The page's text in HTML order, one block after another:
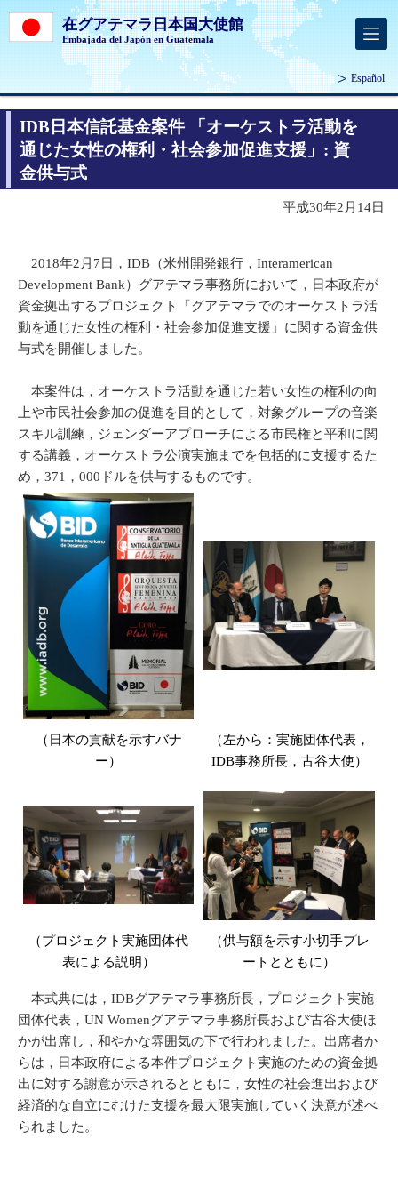
在グアテマラ日本国大使館
Embajada del Japón en Guatemala
Español
IDB日本信託基金案件 「オーケストラ活動を
通じた女性の権利・社会参加促進支援」: 資
金供与式
平成30年2月14日
2018年2月7日，IDB（米州開発銀行，Interamerican
Development Bank）グアテマラ事務所において，日本政府が
資金拠出するプロジェクト「グアテマラでのオーケストラ活
動を通じた女性の権利・社会参加促進支援」に関する資金供
与式を開催しました。
本案件は，オーケストラ活動を通じた若い女性の権利の向
上や市民社会参加の促進を目的として，対象グループの音楽
スキル訓練，ジェンダーアプローチによる市民権と平和に関
する講義，オーケストラ公演実施までを包括的に支援するた
め，371，000ドルを供与するものです。
（日本の貢献を示すバナ
ー）
（左から：実施団体代表，
IDB事務所長，古谷大使）
（プロジェクト実施団体代
表による説明）
（供与額を示す小切手プレ
ートとともに）
本式典には，IDBグアテマラ事務所長，プロジェクト実施
団体代表，UN Womenグアテマラ事務所長および古谷大使ほ
かが出席し，和やかな雰囲気の下で行われました。出席者か
らは，日本政府による本件プロジェクト実施のための資金拠
出に対する謝意が示されるとともに，女性の社会進出および
経済的な自立にむけた支援を最大限実施していく決意が述べ
られました。